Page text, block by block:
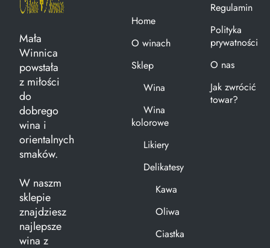
Mała
Winnica
powstała
z miłości
do
dobrego
wina i
orientalnych
smaków.
W naszm
sklepie
znajdziesz
najlepsze
wina z
Home
O winach
Sklep
Wina
Wina
kolorowe
Likiery
Delikatesy
Kawa
Oliwa
Ciastka
Regulamin
Polityka
prywatności
O nas
Jak zwrócić
towar?